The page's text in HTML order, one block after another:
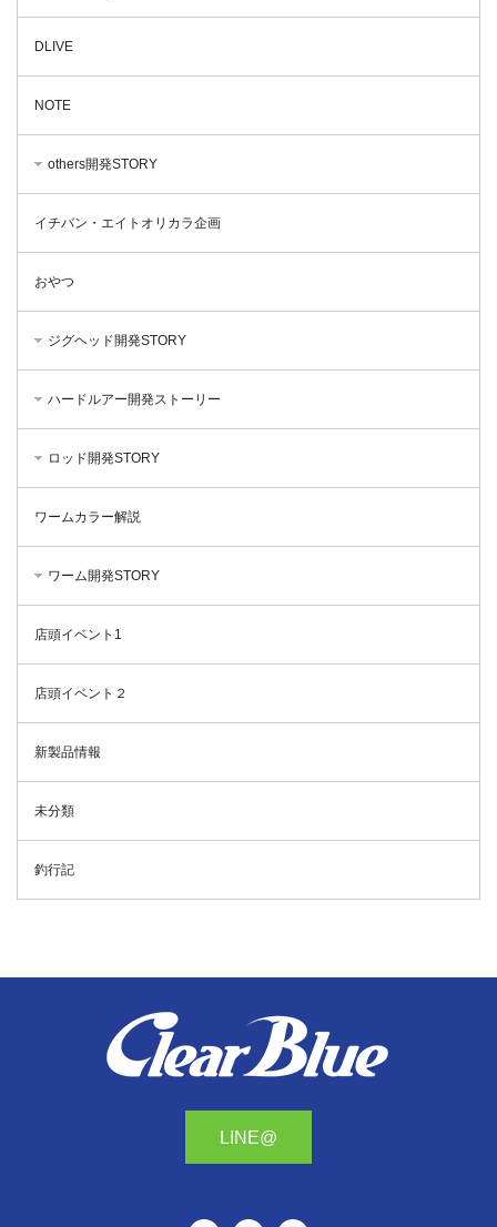
DLIVE
NOTE
others開発STORY
イチバン・エイトオリカラ企画
おやつ
ジグヘッド開発STORY
ハードルアー開発ストーリー
ロッド開発STORY
ワームカラー解説
ワーム開発STORY
店頭イベント1
店頭イベント２
新製品情報
未分類
釣行記
LINE@